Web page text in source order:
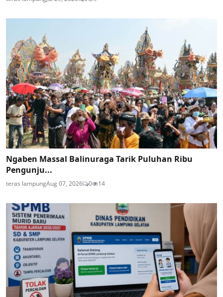
Ngaben Massal Balinuraga Tarik Puluhan Ribu
Pengunju...
teras lampungAug 07, 2026 0 14